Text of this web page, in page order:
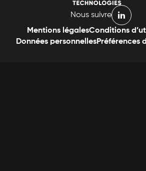
Nous suivre
linkedin
Mentions légalesConditions
Données personnellesPréférences